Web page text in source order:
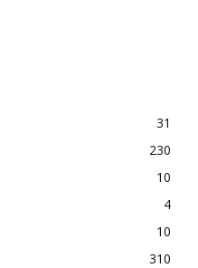
31
230
10
4
10
310